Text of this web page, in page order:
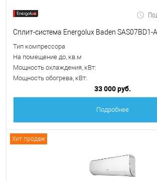
Сплит-система Energolux Baden SAS07BD1-
Тип компрессора
На помещение до, кв.м
Мощность охлаждения, кВт:
Мощность обогрева, кВт:
33 000 руб.
Подробнее
Хит продаж